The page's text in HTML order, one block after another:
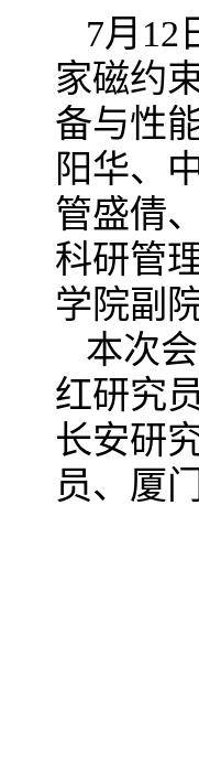
7月12
家磁约
备与性
阳华、
管盛倩
科研管
学院副
本次
红研究
长安研
员、厦